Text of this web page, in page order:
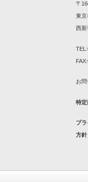
〒
東京
西新
お
特定
プ
方針